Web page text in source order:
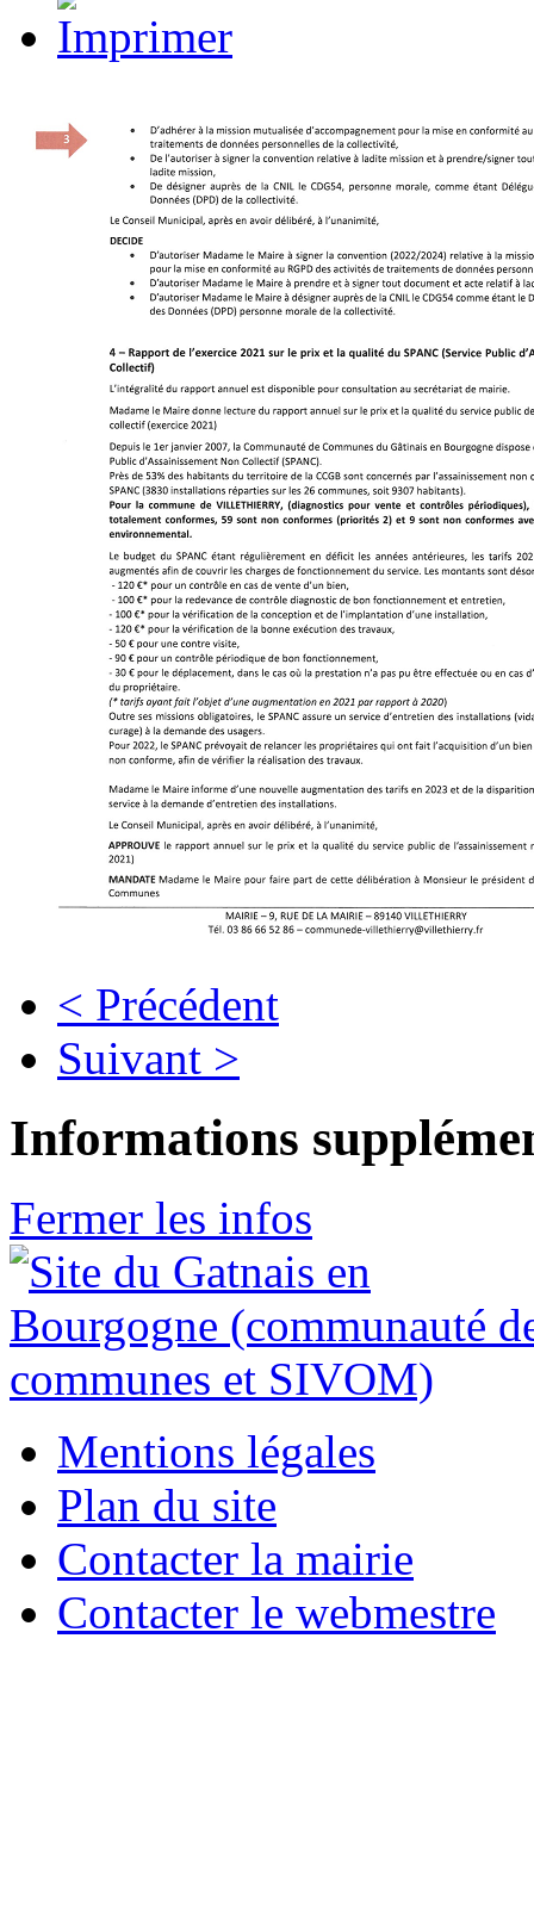
< Précédent
Suivant >
Informations
Fermer les infos
Mentions légales
Plan du site
Contacter la mairie
Contacter le webmestre